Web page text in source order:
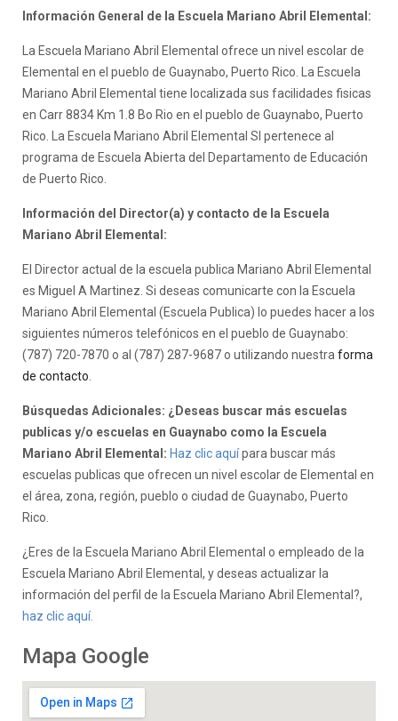
Información General de la Escuela Mariano Abril Elemental:
La Escuela Mariano Abril Elemental ofrece un nivel escolar de
Elemental en el pueblo de Guaynabo, Puerto Rico. La Escuela
Mariano Abril Elemental tiene localizada sus facilidades fisicas
en Carr 8834 Km 1.8 Bo Rio en el pueblo de Guaynabo, Puerto
Rico. La Escuela Mariano Abril Elemental SI pertenece al
programa de Escuela Abierta del Departamento de Educación
de Puerto Rico.
Información del Director(a) y contacto de la Escuela
Mariano Abril Elemental:
El Director actual de la escuela publica Mariano Abril Elemental
es Miguel A Martinez. Si deseas comunicarte con la Escuela
Mariano Abril Elemental (Escuela Publica) lo puedes hacer a los
siguientes números telefónicos en el pueblo de Guaynabo:
(787) 720-7870 o al (787) 287-9687 o utilizando nuestra forma
de contacto
Búsquedas Adicionales: ¿Deseas buscar más escuelas
publicas y/o escuelas en Guaynabo como la Escuela
Mariano Abril Elemental: Haz clic aquípara buscar más
escuelas publicas que ofrecen un nivel escolar de Elemental en
el área, zona, región, pueblo o ciudad de Guaynabo, Puerto
Rico.
¿Eres de la Escuela Mariano Abril Elemental o empleado de la
Escuela Mariano Abril Elemental, y deseas actualizar la
información del perfil de la Escuela Mariano Abril Elemental?,
haz clic aquí.
Mapa Google